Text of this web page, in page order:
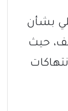
بشأن
(61) للمجلس بجنيف، حيث